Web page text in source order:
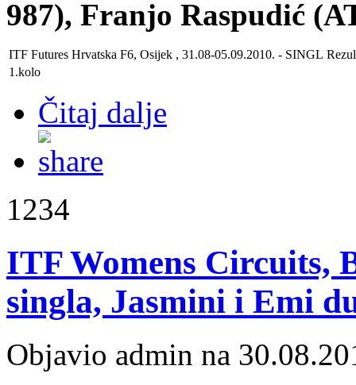
987), Franjo Raspudić
ITF Futures Hrvatska F6, Osijek , 31.08-05.09.2010. - SINGL
1.kolo
Čitaj dalje
1234
ITF Womens Circuits,
singla, Jasmini i Emi
Objavio admin na